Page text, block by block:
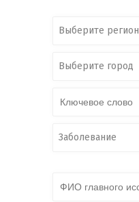
Выберите регион
Выберите город
Заболевание